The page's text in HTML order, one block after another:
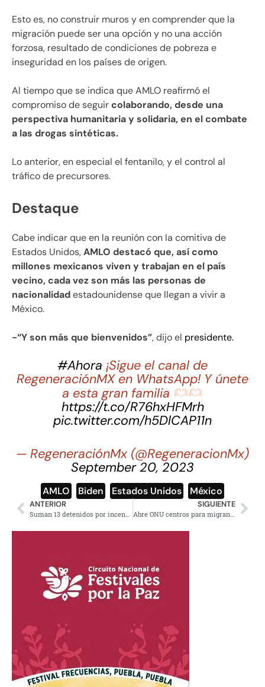
Esto es, no construir muros y en comprender que la
migración puede ser una opción y no una acción
forzosa, resultado de condiciones de pobreza e
inseguridad en los países de origen.
Al tiempo que se indica que AMLO reafirmó el
compromiso de seguircolaborando, desde una
perspectiva humanitaria y solidaria, en el combate
a las drogas sintéticas.
Lo anterior, en especial el fentanilo, y el control al
tráfico de precursores.
Destaque
Cabe indicar que en la reunión con la comitiva de
Estados Unidos,AMLO destacó que, así como
millones mexicanos viven y trabajan en el país
vecino, cada vez son más las personas de
nacionalidadestadounidense que llegan a vivir a
México.
-“Y son más que bienvenidos”, dijo el presidente.
#Ahora ¡Sigue el canal de
RegeneraciónMX en WhatsApp! Y únete
a esta gran familia
https://t.co/R76hxHFMrh
pic.twitter.com/h5DlCAP11n
— RegeneraciónMx (@RegeneracionMx)
September 20, 2023
AMLO Biden Estados Unidos México
ANTERIOR SIGUIENTE